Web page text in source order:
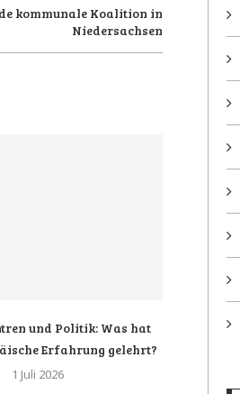
kommunale Koalition in
Niedersachsen
und Politik: Was hat
Erfahrung gelehrt?
1 Juli 2026